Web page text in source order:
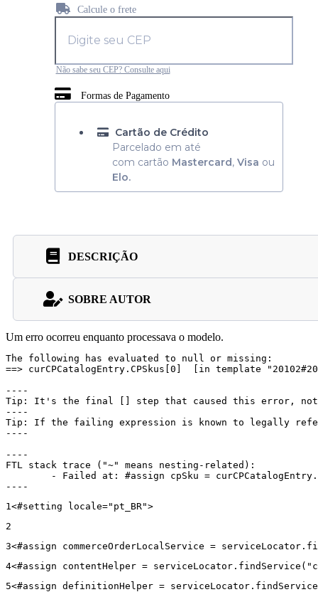
Calcule o frete
Não sabe seu CEP? Consulte aqui
Formas de Pagamento
Cartão de Crédito
Parcelado em até
com cartão Mastercard, Visa ou
Elo.
DESCRIÇÃO
SOBRE AUTOR
Um erro ocorreu enquanto processava o modelo.
The following has evaluated to null or missing:
==> curCPCatalogEntry.CPSkus[0]  [in template
----
Tip: It's the final [] step that caused this error,
----
Tip: If the failing expression is known to legally refer
----
----
FTL stack trace ("~" means nesting-related):
----
1 <#setting locale="pt_BR">
2
3<#assign commerceOrderLocalService =
4<#assign contentHelper =
5<#assign definitionHelper =